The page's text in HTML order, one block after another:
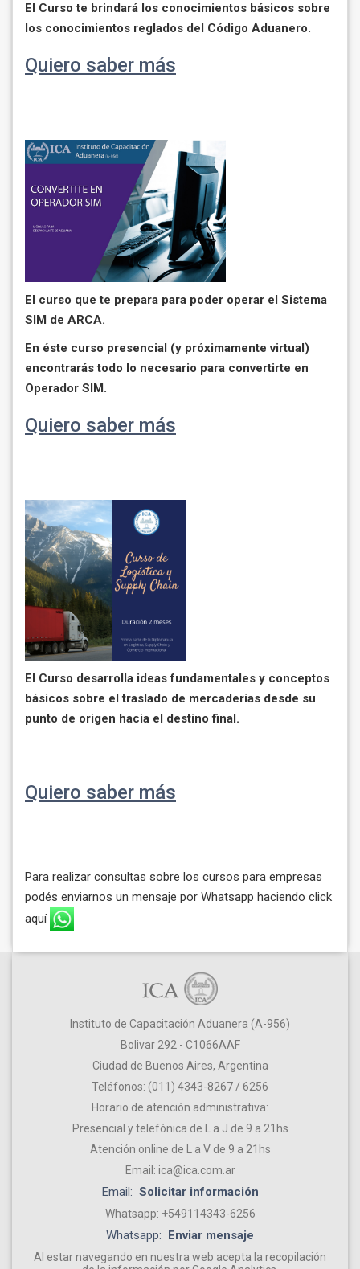
El Curso te brindará los conocimientos básicos sobre
los conocimientos reglados del Código Aduanero.
Quiero saber más
El curso que te prepara para poder operar el Sistema
SIM de ARCA.
En éste curso presencial (y próximamente virtual)
encontrarás todo lo necesario para convertirte en
Operador SIM.
Quiero saber más
El Curso desarrolla ideas fundamentales y conceptos
básicos sobre el traslado de mercaderías desde su
punto de origen hacia el destino final.
Quiero saber más
Para realizar consultas sobre los cursos para empresas
podés enviarnos un mensaje por Whatsapp haciendo click
aquí
Instituto de Capacitación Aduanera (A-956)
Bolivar 292 - C1066AAF
Ciudad de Buenos Aires, Argentina
Teléfonos: (011) 4343-8267 / 6256
Horario de atención administrativa:
Presencial y telefónica de L a J de 9 a 21hs
Atención online de L a V de 9 a 21hs
Email: ica@ica.com.ar
Email: Solicitar información
Whatsapp: +549114343-6256
Whatsapp: Enviar mensaje
Al estar navegando en nuestra web acepta la recopilación